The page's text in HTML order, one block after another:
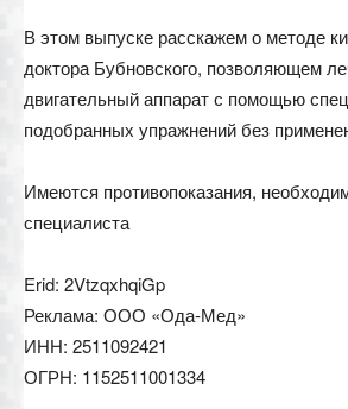
В этом выпуске расскажем о методе
доктора Бубновского, позволяющем
двигательный аппарат с помощью
подобранных упражнений без
Имеются противопоказания,
специалиста
Erid: 2VtzqxhqiGp
Реклама: ООО «Ода-Мед»
ИНН: 2511092421
ОГРН: 1152511001334